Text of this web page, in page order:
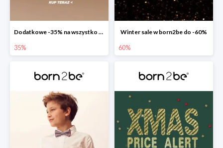
Dodatkowe -35% na wszystko w born2be
35%
Winter sale w born2be do -60%
60%